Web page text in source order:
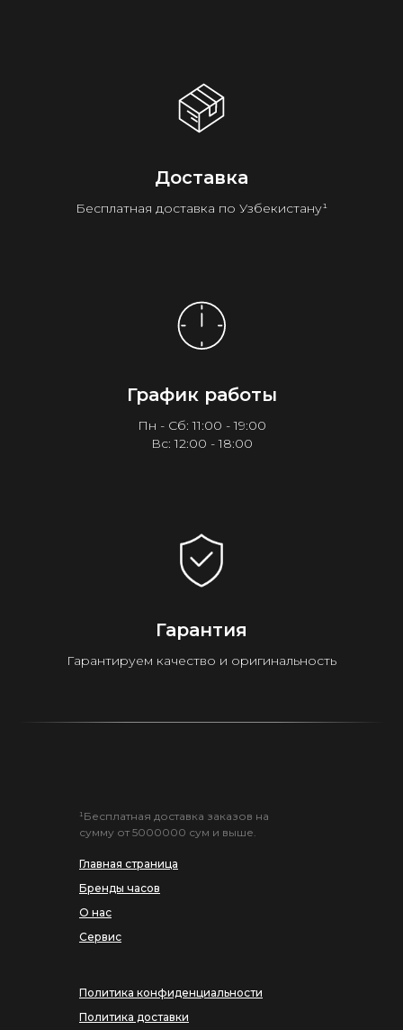
Доставка
Бесплатная доставка по Узбекистану¹
График работы
Пн - Сб: 11:00 - 19:00
Вс: 12:00 - 18:00
Гарантия
Гарантируем качество и оригинальность
Главная страница
Бренды часов
О нас
Сервис
¹Бесплатная доставка заказов на
сумму от 5000000 сум и выше.
Политика конфиденциальности
Политика доставки